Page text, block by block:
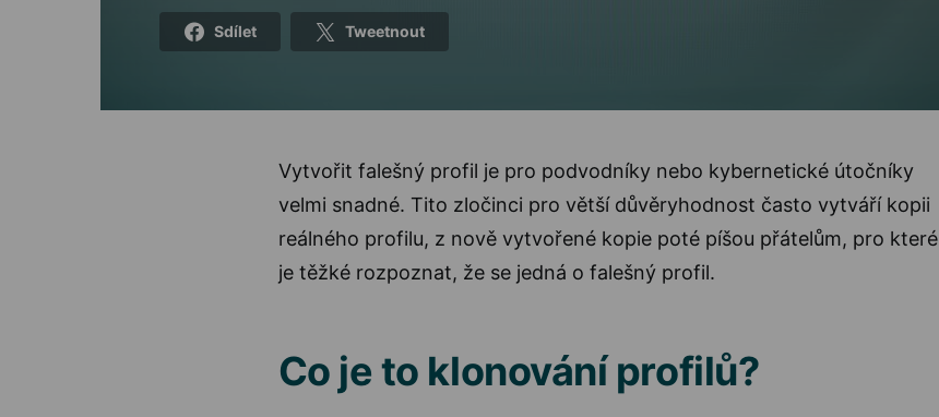
Sdílet Tweetnout
Vytvořit falešný profil je pro podvodníky nebo kybernetické útočníky
velmi snadné. Tito zločinci pro větší důvěryhodnost často vytváří kopii
reálného profilu, z nově vytvořené kopie poté píšou přátelům, pro které
je těžké rozpoznat, že se jedná o falešný profil.
Co je to klonování profilů?